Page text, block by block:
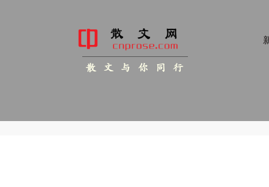
散 文 与 你 同 行